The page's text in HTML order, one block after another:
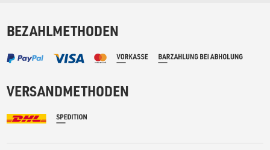
BEZAHLMETHODEN
VERSANDMETHODEN